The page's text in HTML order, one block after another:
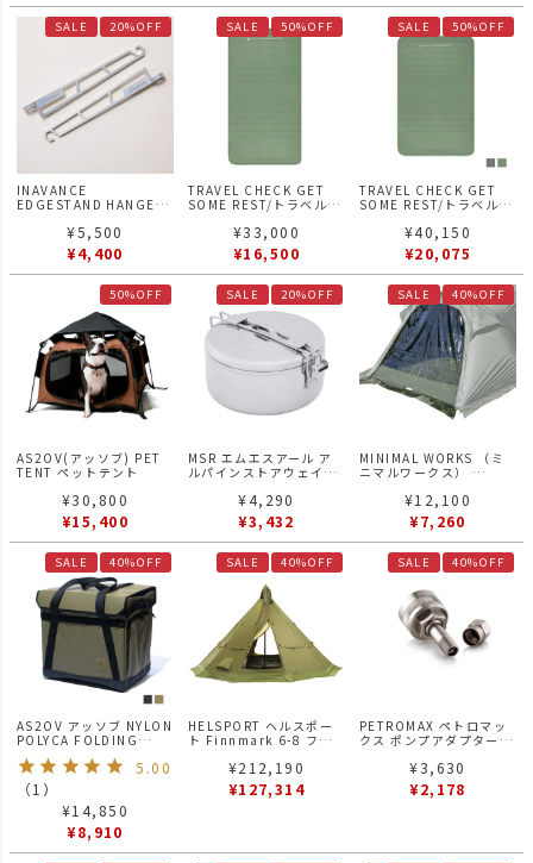
SALE 20%OFF
INAVANCE
EDGESTAND HANGER
タンドハンガー GOAL
ZERO アクセサリー シル
¥5,500
¥4,400
SALE 50%OFF
TRAVEL CHECK GET
SOME REST/トラベルチ
ト スリーピングマット
寝袋 Mサイズ
¥33,000
¥16,500
SALE 50%OFF
TRAVEL CHECK GET
SOME REST/トラベルチ
ト スリーピングマット
¥40,150
¥20,075
50%OFF
AS2OV(アッソブ) PET
TENT ペットテント
¥30,800
¥15,400
SALE 20%OFF
MSR エムエスアール ア
ルパインストアウェイポ
¥4,290
¥3,432
SALE 40%OFF
MINIMAL WORKS （ミ
ニマルワークス）
DOOR - TPU | シェルタ
ー G ベスティビュール用
TPU ドア
¥12,100
¥7,260
SALE 40%OFF
AS2OV アッソブ NYLON
POLYCA FOLDING
CONTAINER 折り畳みコ
ンテナ
5.00
（1 ）
¥14,850
¥8,910
SALE 40%OFF
HELSPORT ヘルスポー
ト Finnmark 6-8 フィ
¥212,190
¥127,314
SALE 40%OFF
PETROMAX ペトロマッ
クス ポンプアダプター
¥3,630
¥2,178